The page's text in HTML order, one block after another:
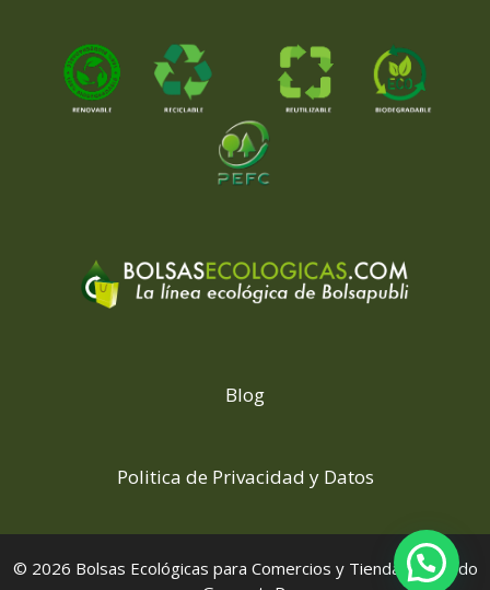
Blog
Politica de Privacidad y Datos
© 2026 Bolsas Ecológicas para Comercios y Tiendas• Creado